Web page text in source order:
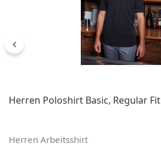
Herren Poloshirt Basic, Regular Fit
Herren Arbeitsshirt